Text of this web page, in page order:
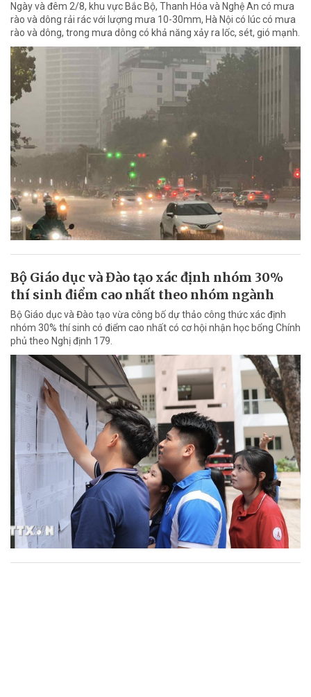
Ngày và đêm 2/8, khu vực Bắc Bộ, Thanh Hóa và Nghệ An có mưa
rào và dông rải rác với lượng mưa 10-30mm, Hà Nội có lúc có mưa
rào và dông, trong mưa dông có khả năng xảy ra lốc, sét, gió mạnh.
Bộ Giáo dục và Đào tạo xác định nhóm 30%
thí sinh điểm cao nhất theo nhóm ngành
Bộ Giáo dục và Đào tạo vừa công bố dự thảo công thức xác định
nhóm 30% thí sinh có điểm cao nhất có cơ hội nhận học bổng Chính
phủ theo Nghị định 179.